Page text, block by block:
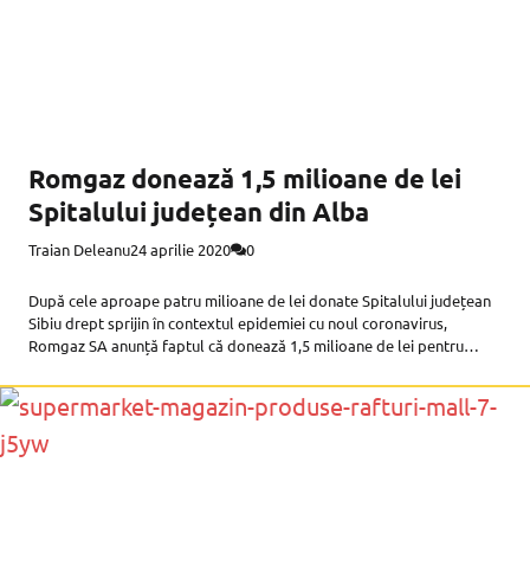
Romgaz donează 1,5 milioane de lei
Spitalului județean din Alba
Traian Deleanu24 aprilie 2020 0
După cele aproape patru milioane de lei donate Spitalului județean
Sibiu drept sprijin în contextul epidemiei cu noul coronavirus,
Romgaz SA anunță faptul că donează 1,5 milioane de lei pentru